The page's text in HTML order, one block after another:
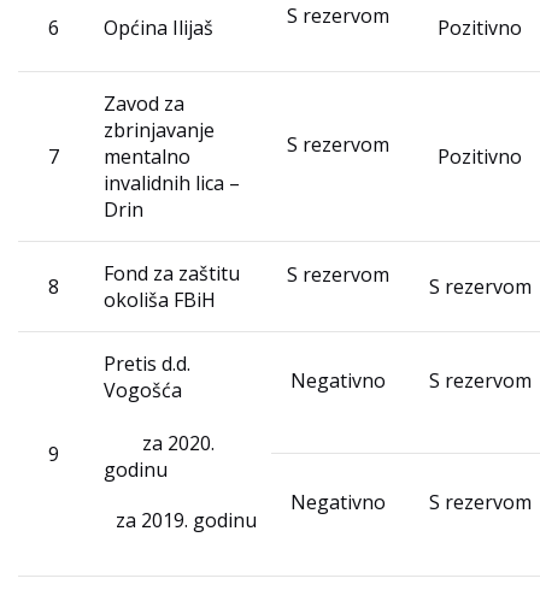
6 Općina Ilijaš S rezervom Pozitivno
7
Zavod za
zbrinjavanje
mentalno
invalidnih lica –
Drin
S rezervom Pozitivno
8
Fond za zaštitu
okoliša FBiH
S rezervom S rezervom
9
Pretis d.d.
Vogošća
za 2020.
godinu
za 2019. godinu
Negativno S rezervom
Negativno S rezervom